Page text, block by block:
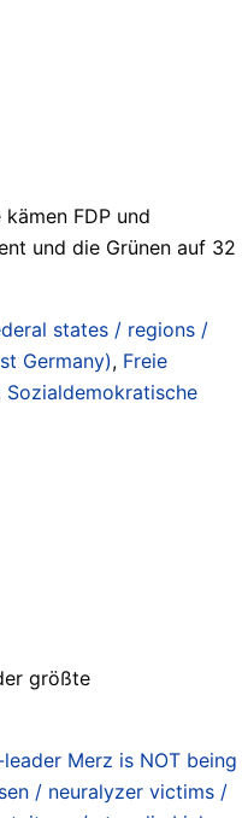
FDP und
und die Grünen auf 32
states / regions /
Germany), Freie
Sozialdemokratische
größte
Merz is NOT being
/ neuralyzer victims /